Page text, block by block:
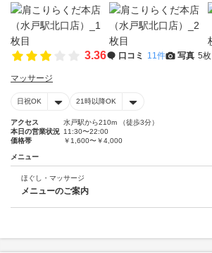
3.36 口コミ 11件 写真 5枚
マッサージ
日祝OK 21時以降OK
アクセス
水戸駅から210m （徒歩3分）
本日の営業状況 11:30〜22:00
価格帯
￥1,600〜￥4,000
メニュー
ほぐし・マッサージ
メニューのご案内